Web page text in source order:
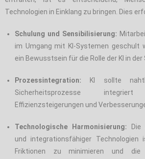
Technologien in Einklang zu bringen. Dies
Schulung und Sensibilisierung:
im Umgang mit KI-Systemen geschult
ein Bewusstsein für die Rolle der KI in
Prozessintegration: KI sollte
Sicherheitsprozesse
Effizienzsteigerungen und
Technologische Harmonisierung: Die
und integrationsfähiger Technologien
Friktionen zu minimieren und die